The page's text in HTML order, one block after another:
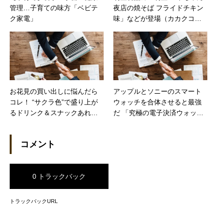
管理…子育ての味方「ベビテ
ク家電」
夜店の焼そば フライドチキン
味」などが登場（カカクコム
お花見の買い出しに悩んだら
コレ！ “サクラ色”で盛り上が
るドリンク＆スナックあれこ
アップルとソニーのスマート
ウォッチを合体させると最強
だ 「究極の電子決済ウォッ
コメント
0 トラックバック
トラックバックURL